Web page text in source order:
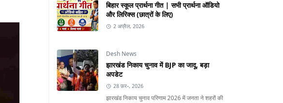
बिहार स्कूल प्रार्थना गीत | सभी प्रार्थना ऑडियो
और लिरिक्स (छात्रों के लिए)
2 अप्रैल, 2026
Desh News
झारखंड निकाय चुनाव में BJP का जादू, बड़ा
अपडेट
28 फ़र॰, 2026
झारखंड निकाय चुनाव परिणाम 2026 में जनता ने शहरों की